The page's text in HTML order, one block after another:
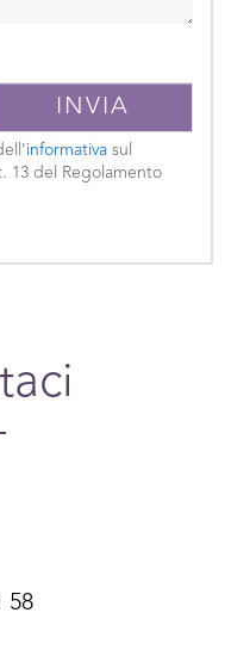
informativa sul
13 del Regolamento
58